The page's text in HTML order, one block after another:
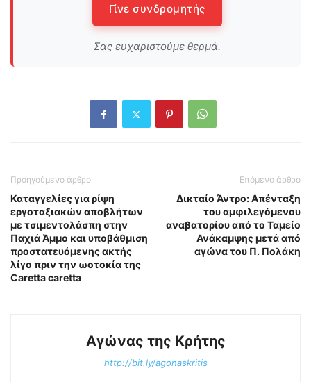
Γίνε συνδρομητής
Σας ευχαριστούμε θερμά.
Προηγούμενο άρθρο
Καταγγελίες για ρίψη
εργοταξιακών αποβλήτων
με τσιμεντολάσπη στην
Παχιά Άμμο και υποβάθμιση
προστατευόμενης ακτής
λίγο πριν την ωοτοκία της
Caretta caretta
Επόμενο άρθρο
Δικταίο Άντρο: Απένταξη
του αμφιλεγόμενου
αναβατορίου από το Ταμείο
Ανάκαμψης μετά από
αγώνα του Π. Πολάκη
Αγώνας της Κρήτης
http://bit.ly/agonaskritis